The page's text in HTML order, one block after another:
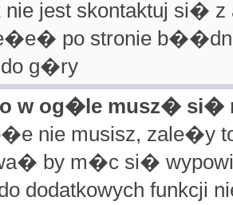
jest skontaktuj si� z
po stronie
g�ry
w og�le musz� si�
nie musisz, zale�y
by m�c si�
dodatkowych funkcji